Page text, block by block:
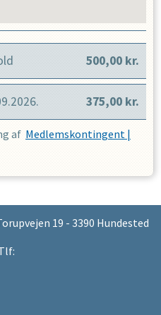
500,00 kr.
. 375,00 kr.
af Medlemskontingent |
19 - 3390 Hundested